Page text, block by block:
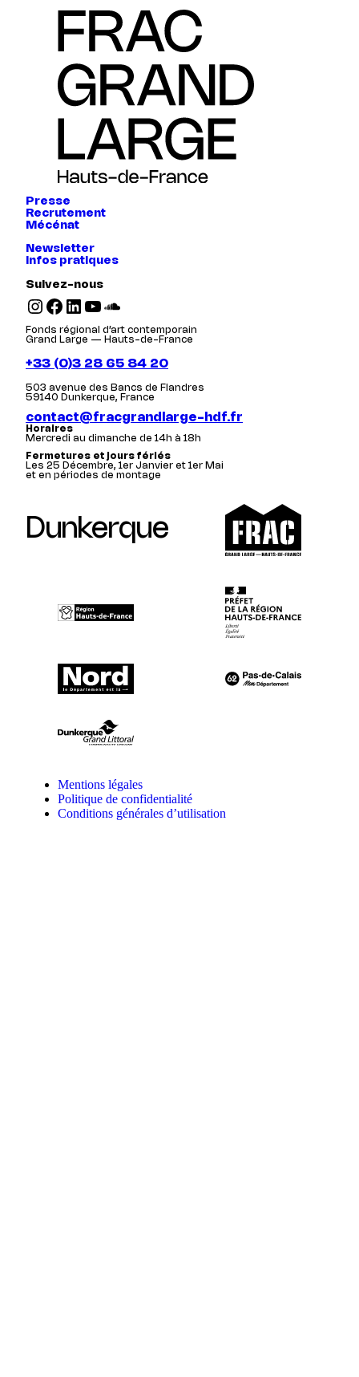
Presse
Recrutement
Mécénat
Newsletter
Infos pratiques
Suivez-nous
Instagram Facebook LinkedIn YouTube SoundCloud
Fonds régional d’art contemporain
Grand Large — Hauts-de-France
+33 (0)3 28 65 84 20
503 avenue des Bancs de Flandres
59140 Dunkerque, France
contact@fracgrandlarge-hdf.fr
Horaires
Mercredi au dimanche de 14h à 18h
Fermetures et jours fériés
Les 25 Décembre, 1er Janvier et 1er Mai
et en périodes de montage
Dunkerque
Mentions légales
Politique de confidentialité
Conditions générales d’utilisation